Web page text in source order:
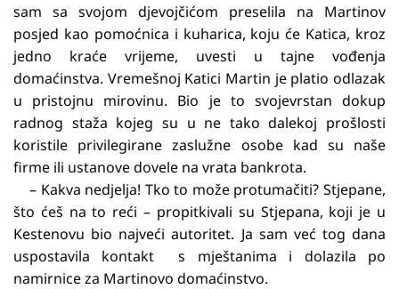
sam sa svojom djevojčićom preselila na Martinov
posjed kao pomoćnica i kuharica, koju će Katica, kroz
jedno kraće vrijeme, uvesti u tajne vođenja
domaćinstva. Vremešnoj Katici Martin je platio odlazak
u pristojnu mirovinu. Bio je to svojevrstan dokup
radnog staža kojeg su u ne tako dalekoj prošlosti
koristile privilegirane zaslužne osobe kad su naše
firme ili ustanove dovele na vrata bankrota.
– Kakva nedjelja! Tko to može protumačiti? Stjepane,
što ćeš na to reći – propitkivali su Stjepana, koji je u
Kestenovu bio najveći autoritet. Ja sam već tog dana
uspostavila kontakt s mještanima i dolazila po
namirnice za Martinovo domaćinstvo.